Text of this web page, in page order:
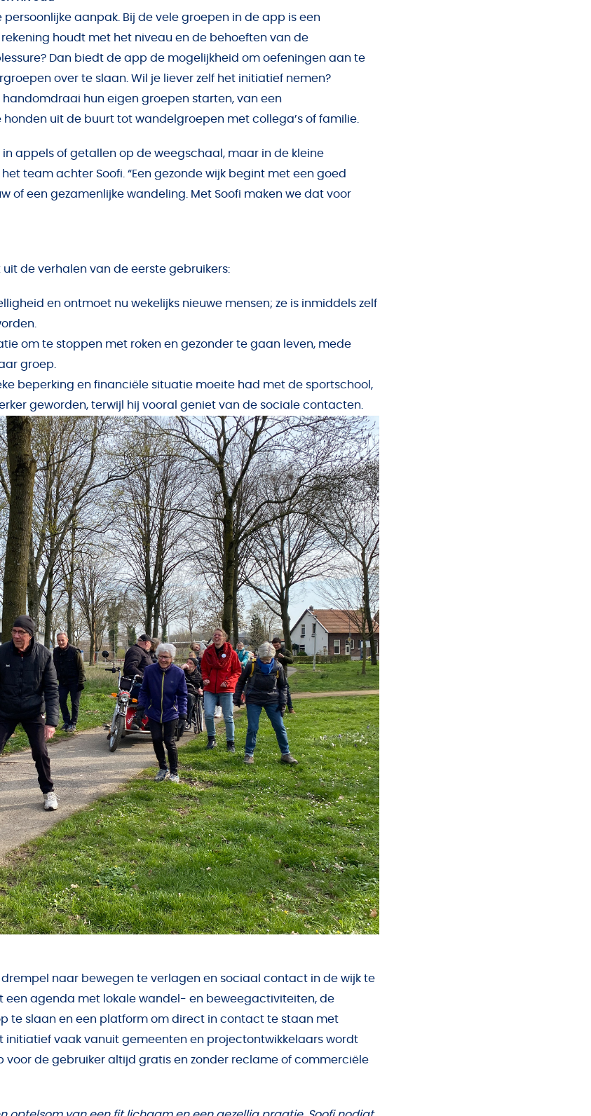
persoonlijke aanpak. Bij de vele groepen in de app is een
houdt met het niveau en de behoeften van de
Dan biedt de app de mogelijkheid om oefeningen aan te
over te slaan. Wil je liever zelf het initiatief nemen?
handomdraai hun eigen groepen starten, van een
uit de buurt tot wandelgroepen met collega’s of familie.
in appels of getallen op de weegschaal, maar in de kleine
team achter Soofi. “Een gezonde wijk begint met een goed
of een gezamenlijke wandeling. Met Soofi maken we dat voor
de verhalen van de eerste gebruikers:
en ontmoet nu wekelijks nieuwe mensen; ze is inmiddels zelf
om te stoppen met roken en gezonder te gaan leven, mede
groep.
beperking en financiële situatie moeite had met de sportschool,
geworden, terwijl hij vooral geniet van de sociale contacten.
drempel naar bewegen te verlagen en sociaal contact in de wijk te
een agenda met lokale wandel- en beweegactiviteiten, de
te slaan en een platform om direct in contact te staan met
initiatief vaak vanuit gemeenten en projectontwikkelaars wordt
voor de gebruiker altijd gratis en zonder reclame of commerciële